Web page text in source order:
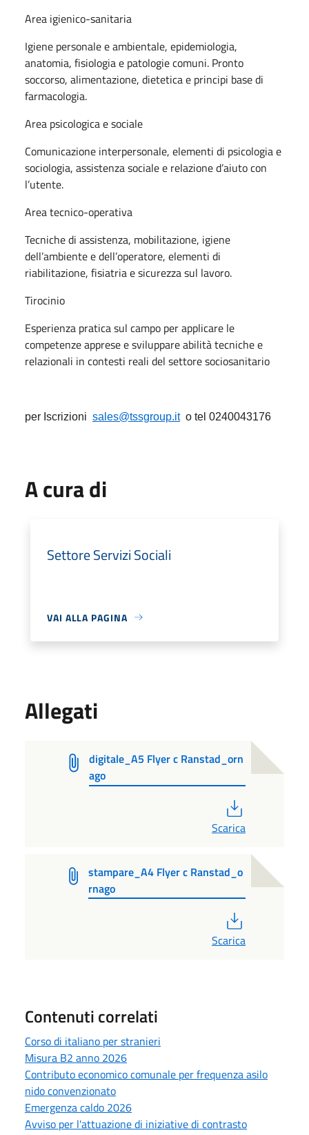
Area igienico-sanitaria
Igiene personale e ambientale, epidemiologia,
anatomia, fisiologia e patologie comuni. Pronto
soccorso, alimentazione, dietetica e principi base di
farmacologia.
Area psicologica e sociale
Comunicazione interpersonale, elementi di psicologia e
sociologia, assistenza sociale e relazione d’aiuto con
l’utente.
Area tecnico-operativa
Tecniche di assistenza, mobilitazione, igiene
dell’ambiente e dell’operatore, elementi di
riabilitazione, fisiatria e sicurezza sul lavoro.
Tirocinio
Esperienza pratica sul campo per applicare le
competenze apprese e sviluppare abilità tecnichee
relazionali in contesti reali del settore sociosanitario
per Iscrizioni sales@tssgroup.ito tel 0240043176
A cura di
Settore Servizi Sociali
VAI ALLA PAGINA
Allegati
digitale_A5 Flyer c Ranstad_orn
ago
Scarica
stampare_A4 Flyer c Ranstad_o
rnago
Scarica
Contenuti correlati
Corso di italiano per stranieri
Misura B2 anno 2026
Contributo economico comunale per frequenza asilo
nido convenzionato
Emergenza caldo 2026
Avviso per l'attuazione di iniziative di contrasto